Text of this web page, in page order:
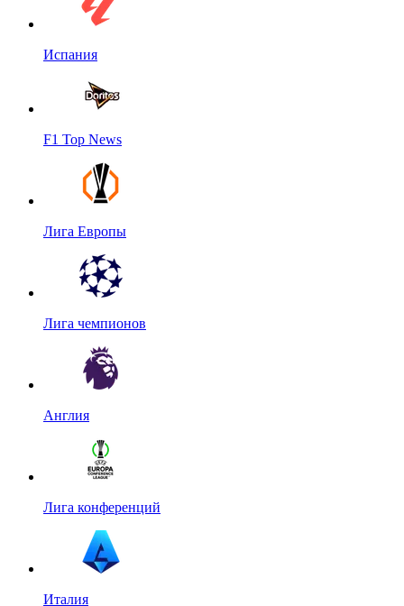
Испания
F1 Top News
Лига Европы
Лига чемпионов
Англия
Лига конференций
Италия